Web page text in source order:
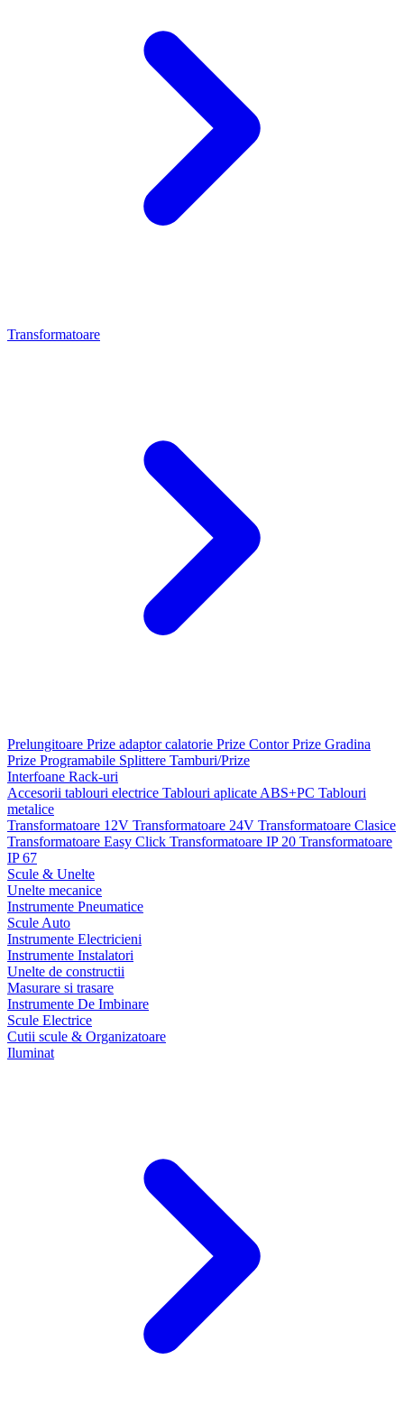
Transformatoare
Prelungitoare Prize adaptor calatorie Prize ContorPrize Gradina
Prize Programabile Splittere Tamburi/Prize
Interfoane Rack-uri
Accesorii tablouri electrice Tablouri aplicate ABS+PC Tablouri
metalice
Transformatoare 12V Transformatoare 24V Transformatoare Clasice
Transformatoare Easy Click Transformatoare IP 20 Transformatoare
IP 67
Scule & Unelte
Unelte mecanice
Instrumente Pneumatice
Scule Auto
Instrumente Electricieni
Instrumente Instalatori
Unelte de constructii
Masurare si trasare
Instrumente De Imbinare
Scule Electrice
Cutii scule & Organizatoare
Iluminat